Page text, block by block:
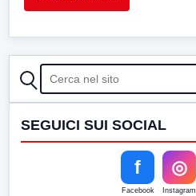
CERCA
SEGUICI SUI SOCIAL
f
Facebook
◎
Instagram